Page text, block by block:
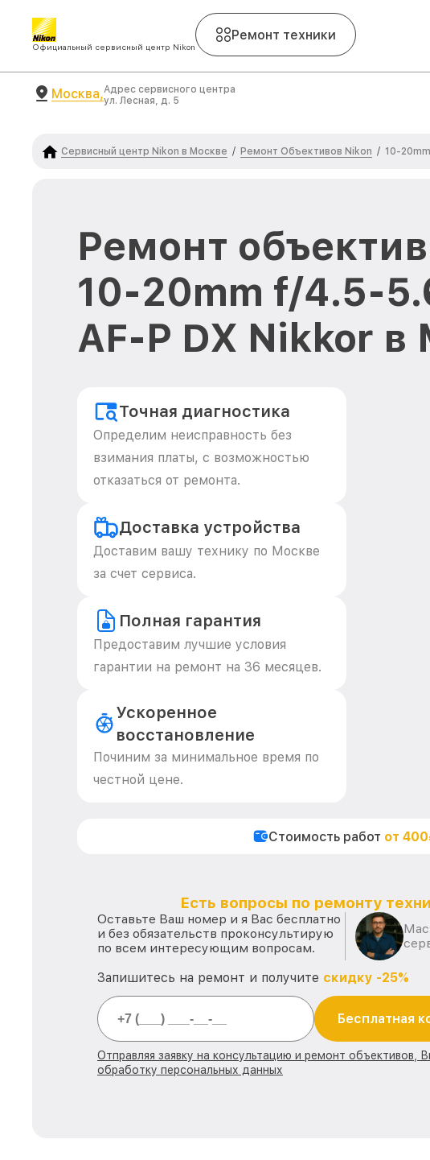
Официальный сервисный центр Nikon
Ремонт техники
Москва,Адрес сервисного центра
ул. Лесная, д. 5
Сервисный центр Nikon в Москве / Ремонт Объективов Nikon / 10-
Ремонт
10-20mm f/4.5-
AF-P DX Nikkor в
Точная диагностика
Определим неисправность без
взимания платы, с возможностью
отказаться от ремонта.
Доставка устройства
Доставим вашу технику по Москве
за счет сервиса.
Полная гарантия
Предоставим лучшие условия
гарантии на ремонт на 36 месяцев.
Ускоренное
восстановление
Починим за минимальное время по
честной цене.
Стоимость работ от
Есть вопросы по ремонту
Оставьте Ваш номер и я Вас бесплатно
и без обязательств проконсультирую
по всем интересующим вопросам.
Запишитесь на ремонт и получите скидку -25%
Бесплатная
Отправляя заявку на консультацию и ремонт объективов,
обработку персональных данных